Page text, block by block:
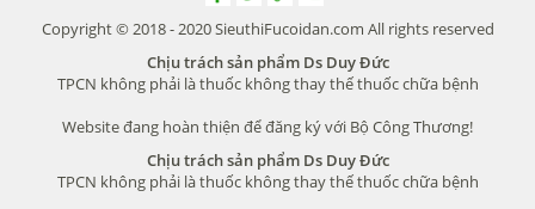
Copyright © 2018 - 2020 SieuthiFucoidan.com All rights reserved
Chịu trách sản phẩm Ds Duy Đức
TPCN không phải là thuốc không thay thế thuốc chữa bệnh
Website đang hoàn thiện để đăng ký với Bộ Công Thương!
Chịu trách sản phẩm Ds Duy Đức
TPCN không phải là thuốc không thay thế thuốc chữa bệnh